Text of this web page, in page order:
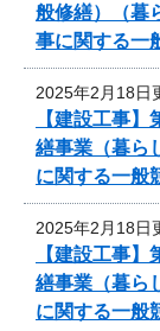
般修繕）（暮
事に関する一
2025年2月18日
【建設工事
繕事業（暮ら
に関する一般
2025年2月18日
【建設工事
繕事業（暮ら
に関する一般